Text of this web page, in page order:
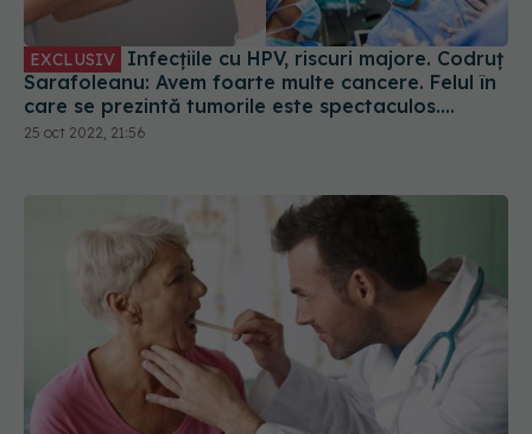
EXCLUSIV
Sarafoleanu: Avem foarte multe cancere. Felul în
care se prezintă tumorile este spectaculos.
Impun operații de mare amploare
25 oct 2022, 21:56